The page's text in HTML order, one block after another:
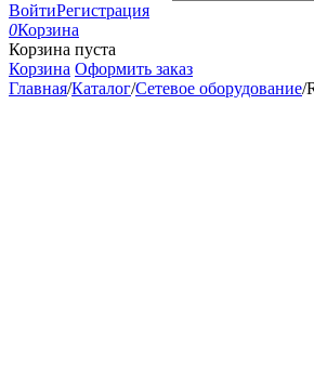
ВойтиРегистрация
0Корзина
Корзина пуста
Корзина Оформить заказ
Главная/Каталог/Сетевое оборудование/